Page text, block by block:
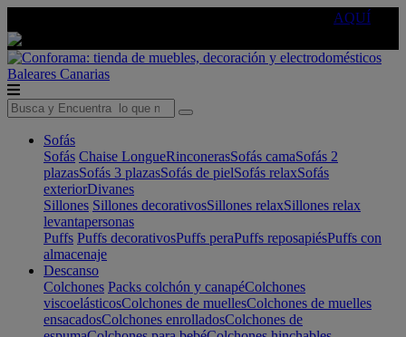
AQUÍ
Baleares Canarias
Sofás
Sofás Chaise LongueRinconerasSofás camaSofás 2
plazasSofás 3 plazasSofás de pielSofás relaxSofás
exteriorDivanes
Sillones Sillones decorativosSillones relaxSillones relax
levantapersonas
Puffs Puffs decorativosPuffs peraPuffs reposapiésPuffs con
almacenaje
Descanso
Colchones Packs colchón y canapéColchones
viscoelásticosColchones de muellesColchones de muelles
ensacadosColchones enrolladosColchones de